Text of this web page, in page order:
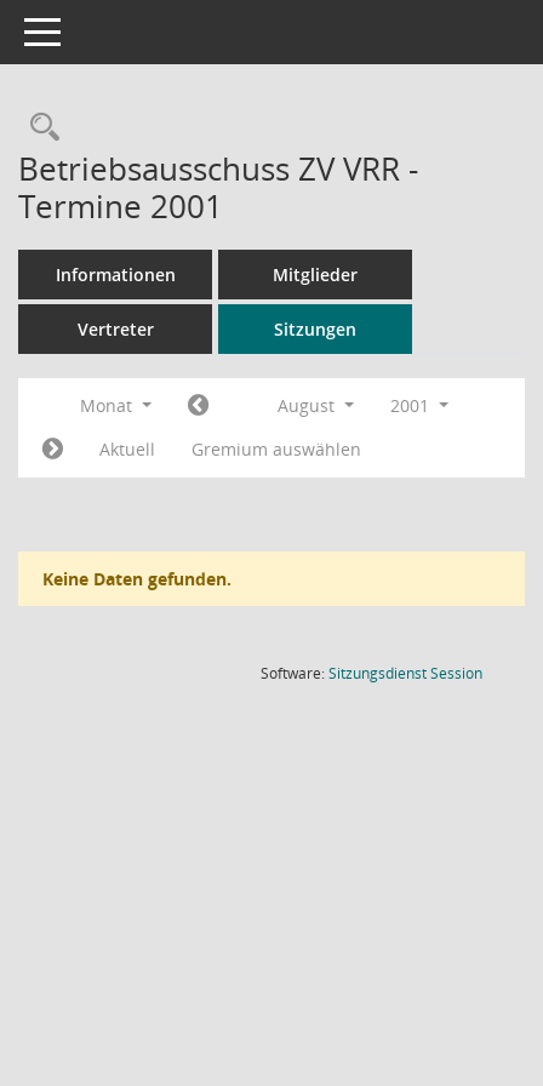
Toggle navigation
Rechercheauswahl
Betriebsausschuss ZV VRR -
Termine 2001
Informationen Mitglieder
Vertreter Sitzungen
Monat August
2001
Aktuell
Gremium auswählen
Keine Daten gefunden.
Software:SitzungsdienstSession(Wird in